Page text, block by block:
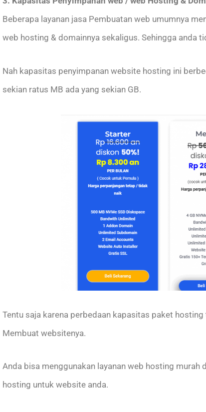
Beberapa layanan jasa Pembuatan web umumnya
web hosting & domainnya sekaligus. Sehingga anda
Nah kapasitas penyimpanan website hosting ini
sekian ratus MB ada yang sekian GB.
Tentu saja karena perbedaan kapasitas paket
Membuat websitenya.
Anda bisa menggunakan layanan web hosting murah
hosting untuk website anda.